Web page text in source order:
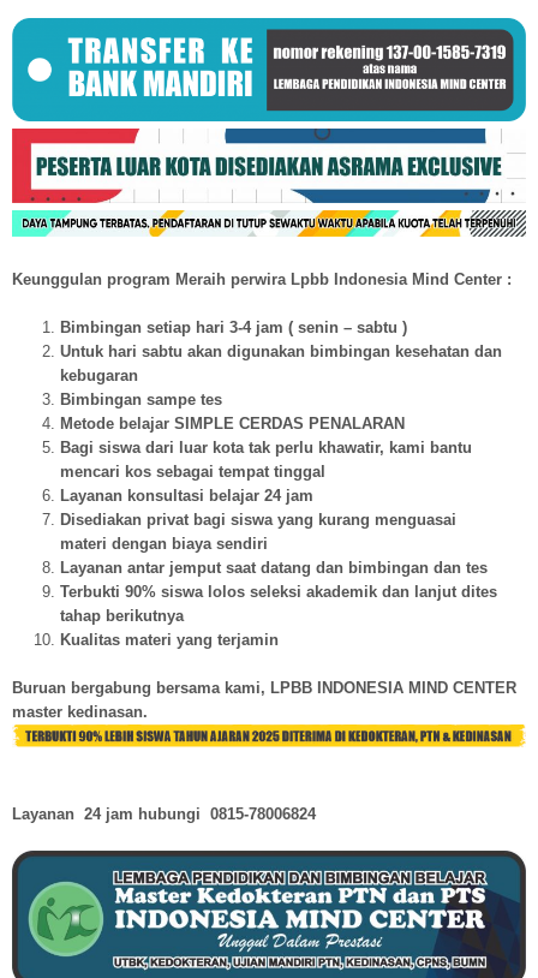
Keunggulan program Meraih perwira Lpbb Indonesia Mind Center :
Bimbingan setiap hari 3-4 jam ( senin – sabtu )
Untuk hari sabtu akan digunakan bimbingan kesehatan dan
kebugaran
Bimbingan sampe tes
Metode belajar SIMPLE CERDAS PENALARAN
Bagi siswa dari luar kota tak perlu khawatir, kami bantu
mencari kos sebagai tempat tinggal
Layanan konsultasi belajar 24 jam
Disediakan privat bagi siswa yang kurang menguasai
materi dengan biaya sendiri
Layanan antar jemput saat datang dan bimbingan dan tes
Terbukti 90% siswa lolos seleksi akademik dan lanjut dites
tahap berikutnya
Kualitas materi yang terjamin
Buruan bergabung bersama kami, LPBB INDONESIA MIND CENTER
master kedinasan.
Layanan 24 jam hubungi 0815-78006824